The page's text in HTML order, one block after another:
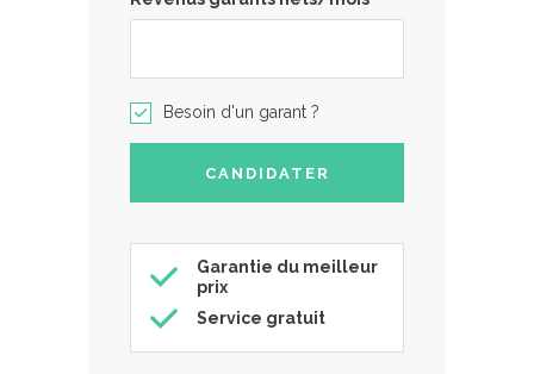
Besoin d'un garant ?
Garantie du meilleur
prix
Service gratuit